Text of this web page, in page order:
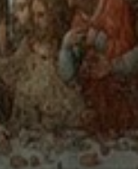
s'est